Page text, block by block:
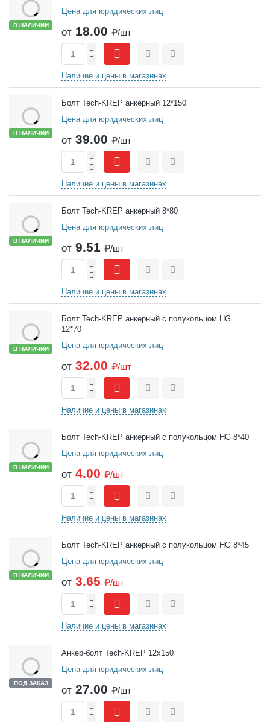
В НАЛИЧИИ
Цена для юридических лиц
от 18.00 ₽/шт
-
+
СравнитьОтложить
Наличие и цены в магазинах
В НАЛИЧИИ
Болт Tech-KREP анкерный 12*150
Цена для юридических лиц
от 39.00 ₽/шт
-
+
СравнитьОтложить
Наличие и цены в магазинах
В НАЛИЧИИ
Болт Tech-KREP анкерный 8*80
Цена для юридических лиц
от 9.51 ₽/шт
-
+
СравнитьОтложить
Наличие и цены в магазинах
В НАЛИЧИИ
Болт Tech-KREP анкерный с полукольцом HG
12*70
Цена для юридических лиц
от 32.00 ₽/шт
-
+
СравнитьОтложить
Наличие и цены в магазинах
В НАЛИЧИИ
Болт Tech-KREP анкерный с полукольцом HG 8*40
Цена для юридических лиц
от 4.00 ₽/шт
-
+
СравнитьОтложить
Наличие и цены в магазинах
В НАЛИЧИИ
Болт Tech-KREP анкерный с полукольцом HG 8*45
Цена для юридических лиц
от 3.65 ₽/шт
-
+
СравнитьОтложить
Наличие и цены в магазинах
ПОД ЗАКАЗ
Анкер-болт Tech-KREP 12х150
Цена для юридических лиц
от 27.00 ₽/шт
-
+
СравнитьОтложить